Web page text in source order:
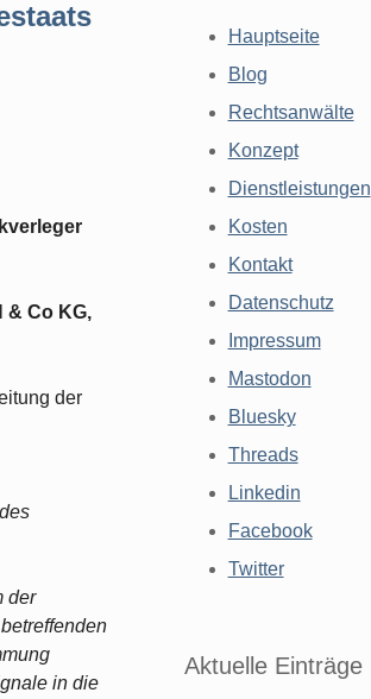
& Co KG,
der
der
in die
Hauptseite
Blog
Rechtsanwälte
Konzept
Dienstleistungen
Kosten
Kontakt
Datenschutz
Impressum
Mastodon
Bluesky
Threads
Linkedin
Facebook
Twitter
Aktuelle Einträge